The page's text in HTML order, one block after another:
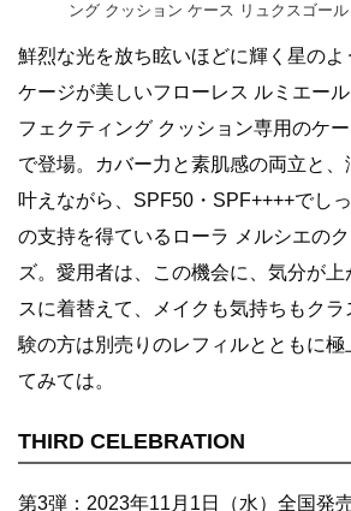
ング クッション ケース リュクスゴー
鮮烈な光を放ち眩いほどに輝く星のよ
ケージが美しいフローレス ルミエー
フェクティング クッション専用のケ
で登場。カバー力と素肌感の両立と
叶えながら、SPF50・SPF++++でし
の支持を得ているローラ メルシエの
ズ。愛用者は、この機会に、気分が
スに着替えて、メイクも気持ちもク
験の方は別売りのレフィルとともに極
てみては。
THIRD CELEBRATION
第3弾：2023年11月1日（水）全国発